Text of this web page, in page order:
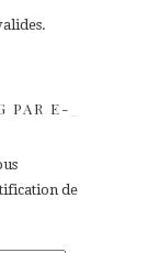
PAR E-
de